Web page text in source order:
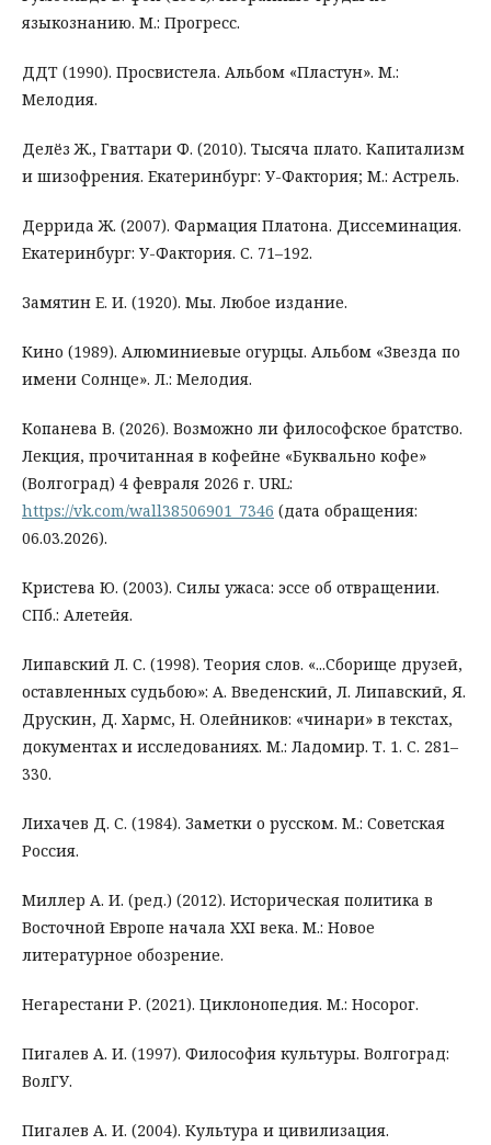
языкознанию. М.: Прогресс.
ДДТ (1990). Просвистела. Альбом «Пластун». М.:
Мелодия.
Делёз Ж., Гваттари Ф. (2010). Тысяча плато. Капитализм
и шизофрения. Екатеринбург: У-Фактория; М.: Астрель.
Деррида Ж. (2007). Фармация Платона. Диссеминация.
Екатеринбург: У-Фактория. С. 71–192.
Замятин Е. И. (1920). Мы. Любое издание.
Кино (1989). Алюминиевые огурцы. Альбом «Звезда по
имени Солнце». Л.: Мелодия.
Копанева В. (2026). Возможно ли философское братство.
Лекция, прочитанная в кофейне «Буквально кофе»
(Волгоград) 4 февраля 2026 г. URL:
https://vk.com/wall38506901_7346 (дата обращения:
06.03.2026).
Кристева Ю. (2003). Силы ужаса: эссе об отвращении.
СПб.: Алетейя.
Липавский Л. С. (1998). Теория слов. «...Сборище друзей,
оставленных судьбою»: А. Введенский, Л. Липавский, Я.
Друскин, Д. Хармс, Н. Олейников: «чинари» в текстах,
документах и исследованиях. М.: Ладомир. Т. 1. С. 281–
330.
Лихачев Д. С. (1984). Заметки о русском. М.: Советская
Россия.
Миллер А. И. (ред.) (2012). Историческая политика в
Восточной Европе начала XXI века. М.: Новое
литературное обозрение.
Негарестани Р. (2021). Циклонопедия. М.: Носорог.
Пигалев А. И. (1997). Философия культуры. Волгоград:
ВолГУ.
Пигалев А. И. (2004). Культура и цивилизация.